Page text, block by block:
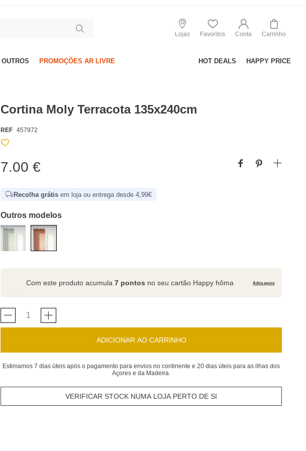
Lojas Favoritos Conta Carrinho
OUTROS PROMOÇÕES AR LIVRE HOT DEALS HAPPY PRICE
Cortina Moly Terracota 135x240cm
REF 457972
7.00 €
Recolha grátis em loja ou entrega desde 4,99€
Outros modelos
Com este produto acumula7 pontos no seu cartão Happy hôma Adira agora
ADICIONAR AO CARRINHO
Estimamos 7 dias úteis após o pagamento para envios no continente e 20 dias úteis para as ilhas dos
Açores e da Madeira.
VERIFICAR STOCK NUMA LOJA PERTO DE SI